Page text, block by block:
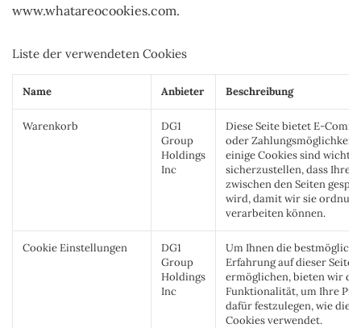
www.whatareocookies.com.
Liste der verwendeten Cookies
Name Anbieter Beschreibung
Warenkorb
DG1
Group
Holdings
Inc
Diese Seite bietet E-
oder
einige Cookies sind
sicherzustellen, dass Ihre
zwischen den Seiten
wird, damit wir sie
verarbeiten können.
Cookie Einstellungen
DG1
Group
Holdings
Inc
Um Ihnen die bestmögliche
Erfahrung auf dieser Seite
ermöglichen, bieten wir
Funktionalität, um Ihre
dafür festzulegen, wie
Cookies verwendet.